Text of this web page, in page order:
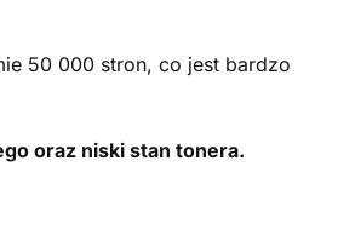
50 000 stron, co jest bardzo
oraz niski stan tonera.